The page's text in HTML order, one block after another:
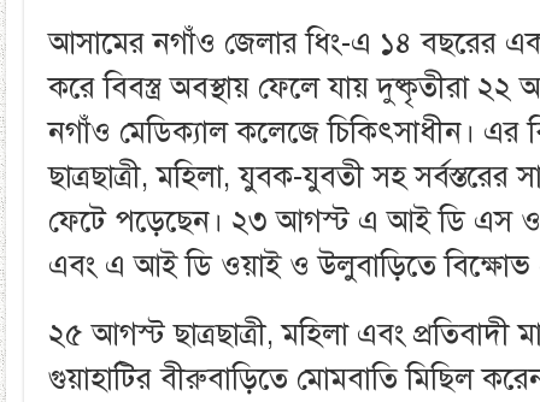
আসামের নগাঁও জেলার ধিং-এ ১৪ বছরের এক
করে বিবস্ত্র অবস্থায় ফেলে যায় দুষ্কৃতীরা ২২
নগাঁও মেডিক্যাল কলেজে চিকিৎসাধীন। এর
ছাত্রছাত্রী, মহিলা, যুবক-যুবতী সহ সর্বস্তরের
ফেটে পড়েছেন। ২৩ আগস্ট এ আই ডি
এবং এ আই ডি ওয়াই ও উলুবাড়িতে বিক্ষোভ
২৫ আগস্ট ছাত্রছাত্রী, মহিলা এবং প্রতিবাদী
গুয়াহাটির বীরুবাড়িতে মোমবাতি মিছিল